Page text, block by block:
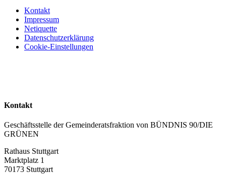
Kontakt
Impressum
Netiquette
Datenschutzerklärung
Cookie-Einstellungen
Kontakt
Geschäftsstelle der Gemeinderatsfraktion von BÜNDNIS 90/DIE
GRÜNEN
Rathaus Stuttgart
Marktplatz 1
70173 Stuttgart